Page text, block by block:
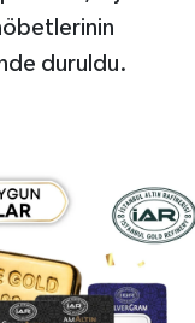
duruldu.